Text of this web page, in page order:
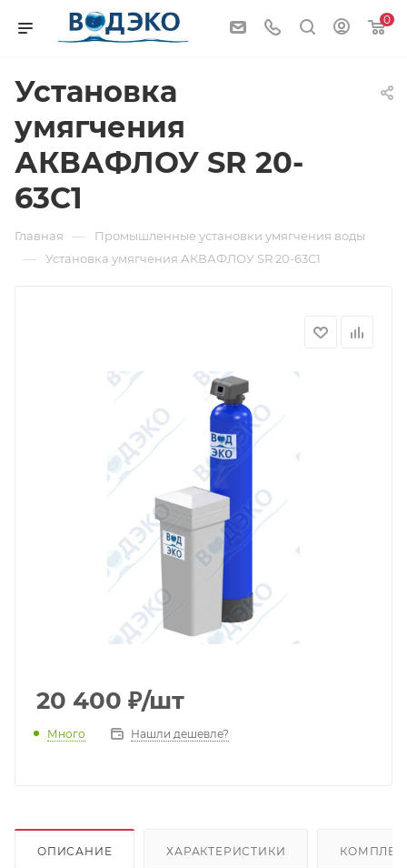
0
Установка
умягчения
АКВАФЛОУ SR 20-
63C1
Главная — Промышленные установки умягчения воды
— Установка умягчения АКВАФЛОУ SR 20-63C1
20 400 ₽/шт
Много Нашли дешевле?
ОПИСАНИЕ ХАРАКТЕРИСТИКИ